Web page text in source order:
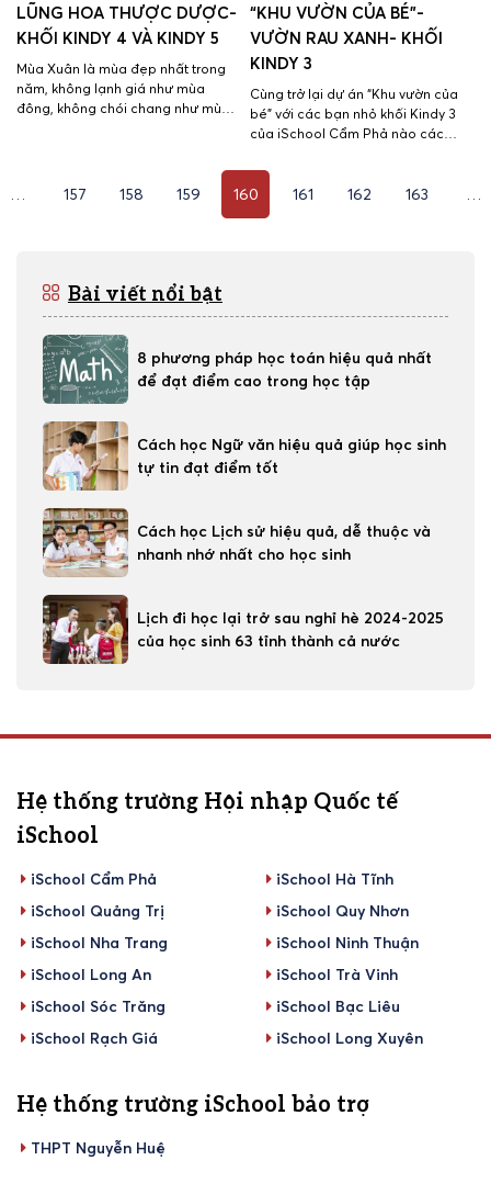
LŨNG HOA THƯỢC DƯỢC-
KHỐI KINDY 4 VÀ KINDY 5
Mùa Xuân là mùa đẹp nhất trong
năm, không lạnh giá như mùa
đông, không chói chang như mùa
một không khí ấm áp, dịu hiền. Để
các con cảm nhận được cái đẹp
“KHU VƯỜN CỦA BÉ”-
VƯỜN RAU XANH- KHỐI
KINDY 3
Cùng trở lại dự án “Khu vườn của
bé” với các bạn nhỏ khối Kindy 3
của iSchool Cẩm Phả nào các
chân các bạn ý tham quan vườn
rau sạch rộng gần 1000m2, ở đây
có biết bao các loại rau của quả
157 158 159 160 161 162 163
Bài viết nổi bật
8 phương pháp học toán hiệu quả nhất
để đạt điểm cao trong học tập
Cách học Ngữ văn hiệu quả giúp học sinh
tự tin đạt điểm tốt
Cách học Lịch sử hiệu quả, dễ thuộc và
nhanh nhớ nhất cho học sinh
Lịch đi học lại trở sau nghỉ hè 2024-2025
của học sinh 63 tỉnh thành cả nước
Hệ thống trường Hội nhập Quốc tế
iSchool
iSchool Cẩm Phả
iSchool Hà Tĩnh
iSchool Quảng Trị
iSchool Quy Nhơn
iSchool Nha Trang
iSchool Ninh Thuận
iSchool Long An
iSchool Trà Vinh
iSchool Sóc Trăng
iSchool Bạc Liêu
iSchool Rạch Giá
iSchool Long Xuyên
Hệ thống trường iSchool bảo trợ
THPT Nguyễn Huệ